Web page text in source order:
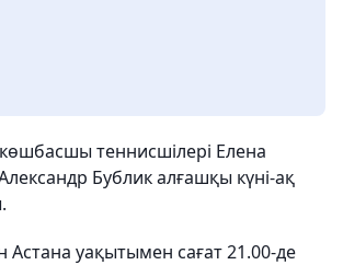
теннисшілері Елена
Бублик алғашқы күні-ақ
Астана уақытымен сағат 21.00-де